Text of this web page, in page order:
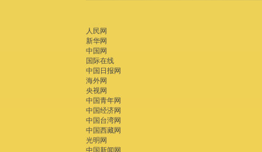
人民网
新华网
中国网
国际在线
中国日报网
海外网
央视网
中国青年网
中国经济网
中国台湾网
中国西藏网
光明网
中国新闻网